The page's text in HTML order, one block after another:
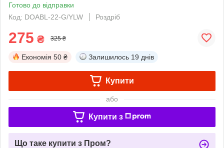
Готово до відправки
Код: DOABL-22-G/YLW
Роздріб
275 ₴ 325 ₴
Економія 50 ₴ Залишилось 19 днів
Купити
або
Купити з
Що таке купити з Пром?